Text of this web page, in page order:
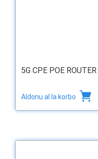
5G CPE POE
Aldonu al la korbo